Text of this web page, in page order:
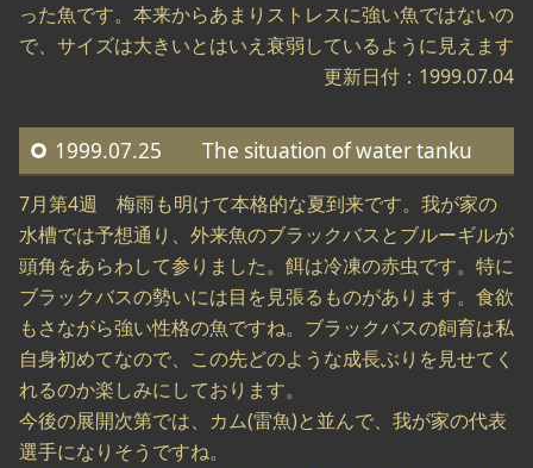
った魚です。本来からあまりストレスに強い魚ではないの
で、サイズは大きいとはいえ衰弱しているように見えます
更新日付：1999.07.04
1999.07.25 The situation of water tanku
7月第4週 梅雨も明けて本格的な夏到来です。我が家の
水槽では予想通り、外来魚のブラックバスとブルーギルが
頭角をあらわして参りました。餌は冷凍の赤虫です。特に
ブラックバスの勢いには目を見張るものがあります。食欲
もさながら強い性格の魚ですね。ブラックバスの飼育は私
自身初めてなので、この先どのような成長ぶりを見せてく
れるのか楽しみにしております。
今後の展開次第では、カム(雷魚)と並んで、我が家の代表
選手になりそうですね。